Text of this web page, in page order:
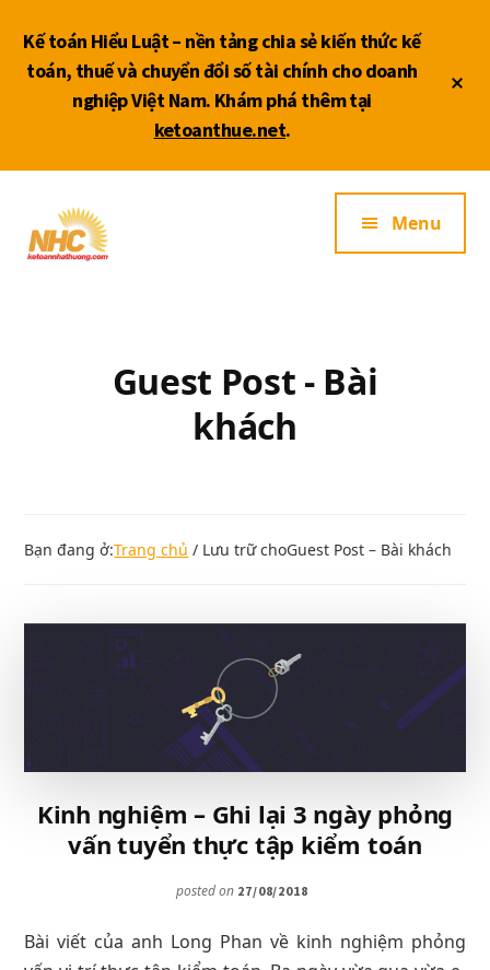
content
Kế toán Hiểu Luật – nền tảng chia sẻ kiến thức kế
toán, thuế và chuyển đổi số tài chính cho doanh
nghiệp Việt Nam. Khám phá thêm tại
ketoanthue.net.
menu
vụ
kế
Menu
Guest Post - Bài
khách
Bạn đang ở:Trang chủ / Lưu trữ choGuest Post – Bài khách
Kinh nghiệm – Ghi lại 3 ngày phỏng
vấn tuyển thực tập kiểm toán
posted on 27/08/2018
Bài viết của anh Long Phan về kinh nghiệm phỏng